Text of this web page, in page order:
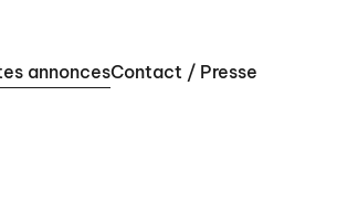
annoncesContact / Presse